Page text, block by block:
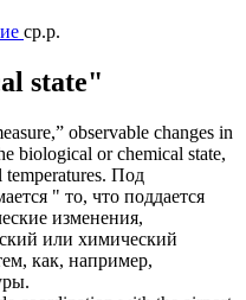
ср.р.
state"
observable changes in
biological or chemical state,
Под
" то, что поддается
изменения,
или химический
как, например,